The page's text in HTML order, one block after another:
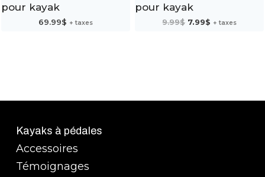
pour kayak
69.99$ + taxes
pour kayak
9.99$ Le
prix
7.99$ Le
prix
+ taxes
Kayaks à pédales
Accessoires
Témoignages